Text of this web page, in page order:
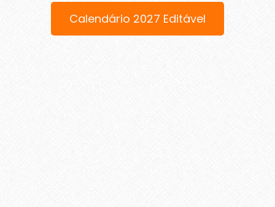
Calendário 2027 Editável